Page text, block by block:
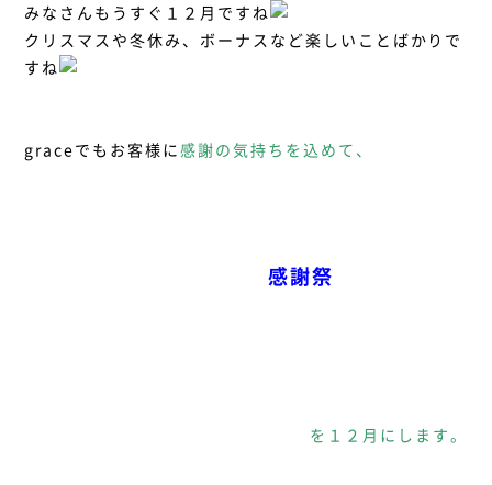
みなさんもうすぐ１２月ですね
クリスマスや冬休み、ボーナスなど楽しいことばかりで
すね
graceでもお客様に 感謝の気持ちを込めて、
感謝祭
を１２月にします。